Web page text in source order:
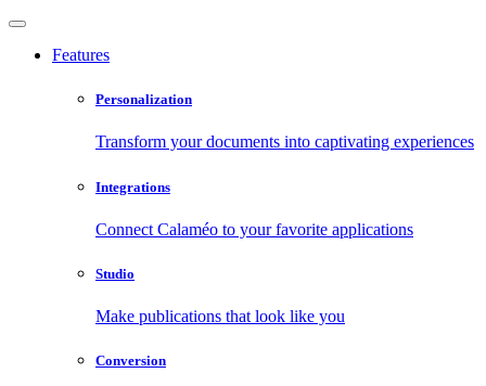
Features
Personalization
Transform your documents into captivating experiences
Integrations
Connect Calaméo to your favorite applications
Studio
Make publications that look like you
Conversion